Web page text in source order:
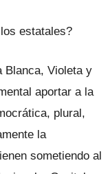
estatales?
Blanca, Violeta y
aportar a la
plural,
la
sometiendo al